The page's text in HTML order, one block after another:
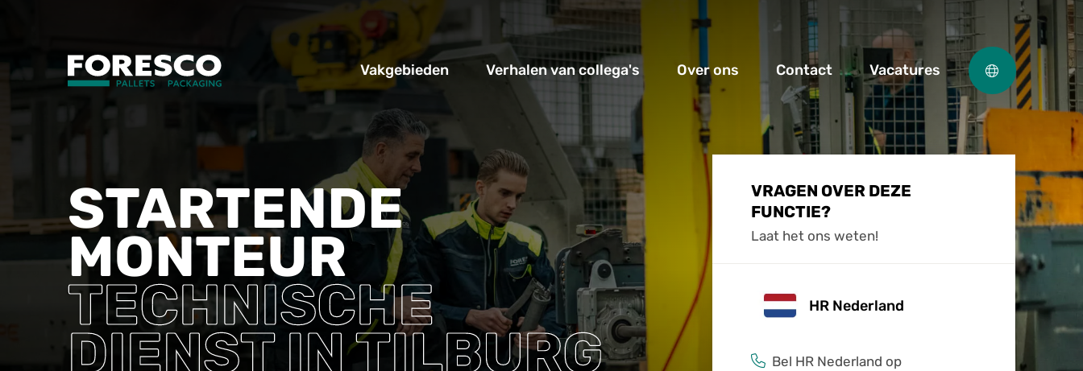
Vakgebieden Verhalen van collega's Over ons Contact Vacatures
STARTENDE
MONTEUR
TECHNISCHE
DIENST IN TILBURG
VRAGEN OVER DEZE
FUNCTIE?
Laat het ons weten!
HR Nederland
Bel HR Nederland op